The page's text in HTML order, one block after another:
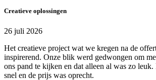
Creatieve oplossingen
26 juli 2026
Het creatieve project wat we kregen na de
inspirerend. Onze blik werd gedwongen om
ons pand te kijken en dat alleen al was zo
snel en de prijs was oprecht.